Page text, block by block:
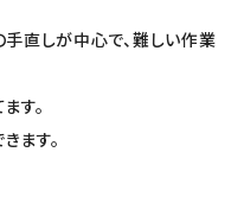
直しが中心で、難しい作業
す。
ます。